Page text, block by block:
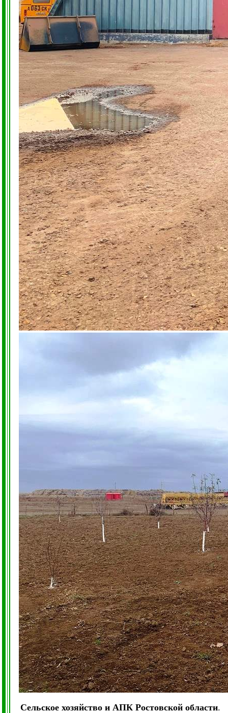
Сельское хозяйство и АПК Ростовской области.